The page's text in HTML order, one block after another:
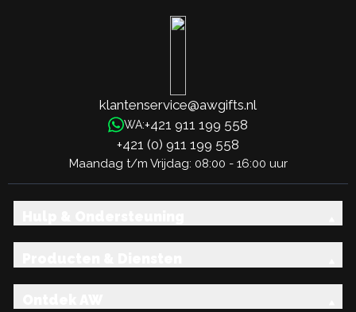
klantenservice@awgifts.nl
WA:+421 911 199 558
+421 (0) 911 199 558
Maandag t/m Vrijdag: 08:00 - 16:00 uur